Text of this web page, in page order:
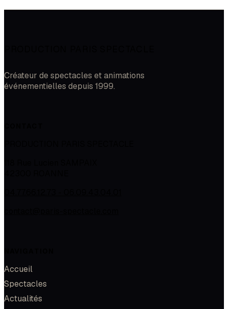
Créateur de spectacles et animations
événementielles depuis 1999.
Accueil
Spectacles
Actualités